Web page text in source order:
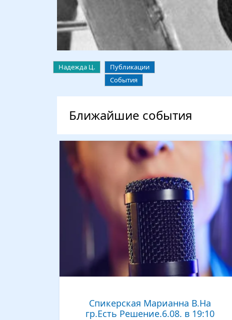
Надежда Ц.
Публикации
События
Ближайшие события
Спикерская Марианна В.На
гр.Есть Решение.6.08. в 19:10